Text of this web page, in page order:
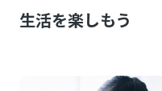
生活を楽しもう